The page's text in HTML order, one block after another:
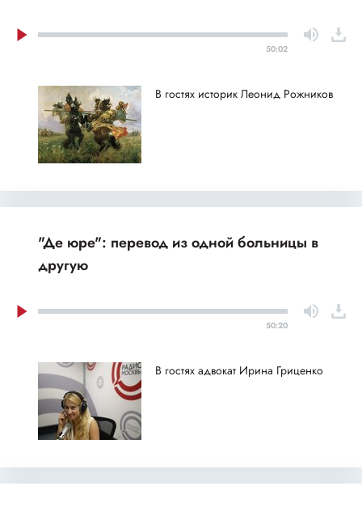
50:02
В гостях историк Леонид Рожников
"Де юре": перевод из одной больницы в
другую
50:20
В гостях адвокат Ирина Гриценко